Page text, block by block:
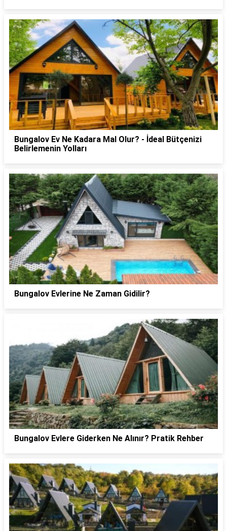
Bungalov Ev Ne Kadara Mal Olur? - İdeal Bütçenizi
Belirlemenin Yolları
Bungalov Evlerine Ne Zaman Gidilir?
Bungalov Evlere Giderken Ne Alınır? Pratik Rehber